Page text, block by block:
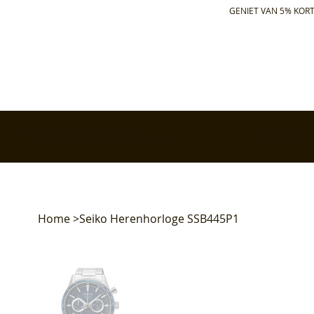
GENIET VAN 5%
Home>Seiko Herenhorloge SSB445P1